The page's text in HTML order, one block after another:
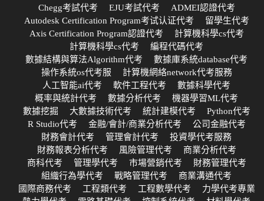
Chegg考試代考
EJU考試代考
ADMEI認證代考
Autodesk Certification Program考试认证代考
留學生代考
Axis Certification Program認證代考
計算機科學cs代考
計算機科學cs代考
編程代碼代考
數據結構與算法Algorithm代考
數據庫系統database代考
操作系統os代考服
計算機網絡network代考服務
人工智能ai代考
軟件工程代考
數據科學代考
概率與統計代考
數據分析代考
機器學習ML代考
數據挖掘
大數據技術代考 統計建模代考
Python代考
R Studio代考
金融/會計/商業分析代考
公司金融代考
財務會計代考
管理會計代考
投資學代考服務
財務報表分析代考
風險管理代考
商業分析代考
商科代考
管理學代考 市場營銷代考
財務管理代考
組織行為學代考
戰略管理代考
商業溝通代考
國際商務代考
工程類代考 工程數學代考
力學代考專業